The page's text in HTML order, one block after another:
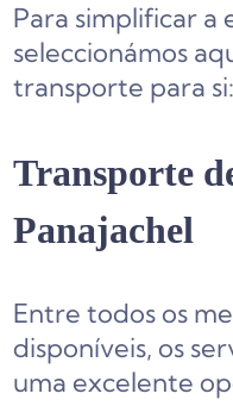
Para simplificar a
seleccionámos
transporte para si:
Transporte
Panajachel
Entre todos os
disponíveis, os
uma excelente